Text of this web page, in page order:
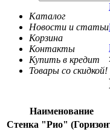
Каталог
Новости и статьи
Корзина
Контакты
Купить в кредит
Товары со скидкой!
Наименование
Стенка "Рио"